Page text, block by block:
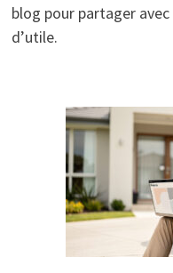
blog pour partager
d’utile.